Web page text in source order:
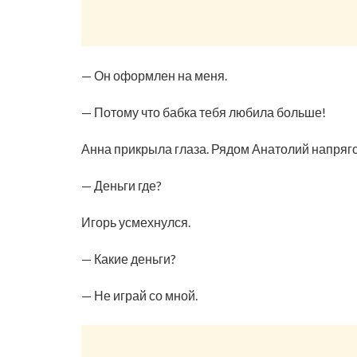
— Он оформлен на меня.
— Потому что бабка тебя любила больше!
Анна прикрыла глаза. Рядом Анатолий
— Деньги где?
Игорь усмехнулся.
— Какие деньги?
— Не играй со мной.